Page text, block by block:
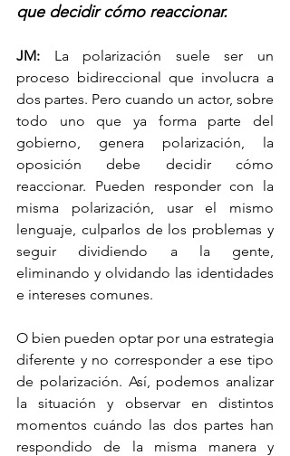
que decidir cómo reaccionar.
JM: La polarización suele ser un
proceso bidireccional que involucra a
dos partes. Pero cuando un actor, sobre
todo uno que ya forma parte del
gobierno, genera polarización, la
oposición debe decidir cómo
reaccionar. Pueden responder con la
misma polarización, usar el mismo
lenguaje, culparlos de los problemas y
seguir dividiendo a la gente,
eliminando y olvidando las identidades
e intereses comunes.
O bien pueden optar por una estrategia
diferente y no corresponder a ese tipo
de polarización. Así, podemos analizar
la situación y observar en distintos
momentos cuándo las dos partes han
respondido de la misma manera y